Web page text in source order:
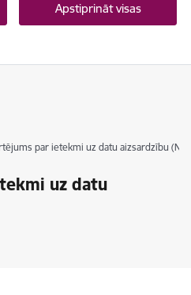
Apstiprināt visas
par ietekmi uz datu aizsardzību
uz datu